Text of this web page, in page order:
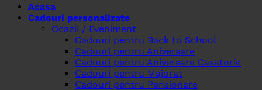
Acasa
Cadouri personalizate
Ocazii / Eveniment
Cadouri pentru Back to School
Cadouri pentru Aniversare
Cadouri pentru Aniversare Casatorie
Cadouri pentru Majorat
Cadouri pentru Pensionare